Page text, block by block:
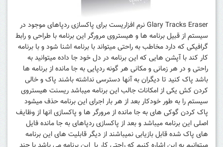
Glary Tracks Eraser نرم افزاریست برای پاکسازی ردپاهای موجود در
سیستم از قبیل برنامه ها و هیستروی مرورگر این برنامه با طراحی و رابط
گرافیکی که دارد مخاطب به راحتی میتواند با برنامه اشنا شود و با برنامه
کار کند با آپشن هایی که این برنامه در دل خود جا داده میتوانید به
راحتی و در هر زمانی و مکانی هر گونه ردپایی به جا مانده از برنامه ها
باشد پاک کنید تا دیگران به آنها دسترسی نداشته باشند پاک و خالی
کردن کش یکی از امکانات جالب این برنامه میباشدریسنت هیستروی
سیستم را به طور خودکار بعد از هر بار اجرای این برنامه حذف میشود
پاک کردن گوکی های به جا مانده از مرورگر ها و پاکسازی انها از وظایف
اصلی این برنامه میباشد و بعد از پاکسازی ردپاهای به جا مانده فایل
های پاک شده قابل بازیابی نمیباشند از دیگر قابلیت های این برنامه